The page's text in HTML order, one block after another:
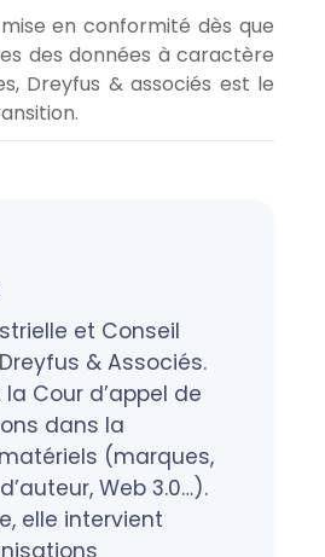
en conformité dès que
des données à caractère
Dreyfus & associés est le
et Conseil
& Associés.
Cour d’appel de
dans la
(marques,
Web 3.0…).
elle intervient